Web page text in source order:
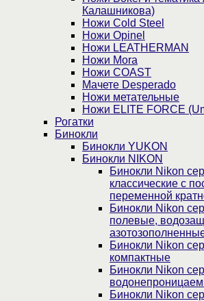
Калашникова)
Ножи Cold Steel
Ножи Opinel
Ножи LEATHERMAN
Ножи Mora
Ножи COAST
Мачете Desperado
Ножи метательные
Ножи ELITE FORCE
Рогатки
Бинокли
Бинокли YUKON
Бинокли NIKON
Бинокли Nikon
классические с
переменной
Бинокли Nikon
полевые,
Бинокли Nikon
компактные
Бинокли Nikon
Бинокли Nikon